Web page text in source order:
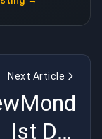
Next Article
Ist Der